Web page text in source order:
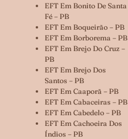
EFT Em Bonito De Santa
Fé – PB
EFT Em Boqueirão – PB
EFT Em Borborema – PB
EFT Em Brejo Do Cruz –
PB
EFT Em Brejo Dos
Santos – PB
EFT Em Caaporã – PB
EFT Em Cabaceiras – PB
EFT Em Cabedelo – PB
EFT Em Cachoeira Dos
Índios – PB